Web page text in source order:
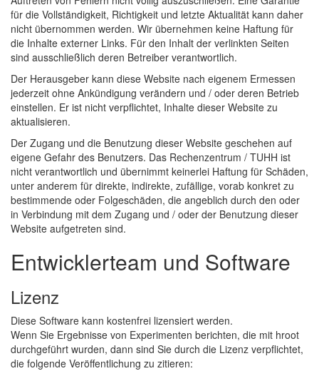
für die Vollständigkeit, Richtigkeit und letzte Aktualität kann daher
nicht übernommen werden. Wir übernehmen keine Haftung für
die Inhalte externer Links. Für den Inhalt der verlinkten Seiten
sind ausschließlich deren Betreiber verantwortlich.
Der Herausgeber kann diese Website nach eigenem Ermessen
jederzeit ohne Ankündigung verändern und / oder deren Betrieb
einstellen. Er ist nicht verpflichtet, Inhalte dieser Website zu
aktualisieren.
Der Zugang und die Benutzung dieser Website geschehen auf
eigene Gefahr des Benutzers. Das Rechenzentrum / TUHH ist
nicht verantwortlich und übernimmt keinerlei Haftung für Schäden,
unter anderem für direkte, indirekte, zufällige, vorab konkret zu
bestimmende oder Folgeschäden, die angeblich durch den oder
in Verbindung mit dem Zugang und / oder der Benutzung dieser
Website aufgetreten sind.
Entwicklerteam und Software
Lizenz
Diese Software kann kostenfrei lizensiert werden.
Wenn Sie Ergebnisse von Experimenten berichten, die mit hroot
durchgeführt wurden, dann sind Sie durch die Lizenz verpflichtet,
die folgende Veröffentlichung zu zitieren: